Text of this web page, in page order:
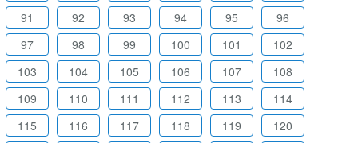
91
92 93 94 95
96
97
98 99 100 101
102
103
104 105 106 107
108
109
110 111 112 113
114
115
116 117 118 119
120